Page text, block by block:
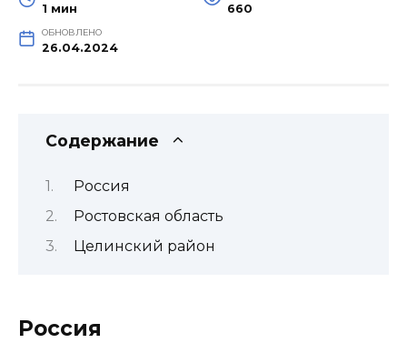
1 мин 660
ОБНОВЛЕНО
26.04.2024
Содержание
Россия
Ростовская область
Целинский район
Россия